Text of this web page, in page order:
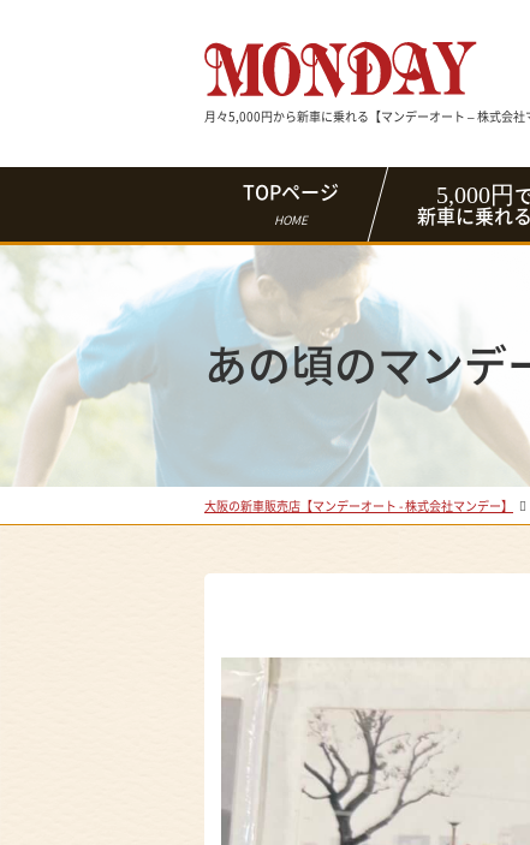
月々5,000円から新車に乗れる【マンデーオート – 株式会社
TOPページ
HOME
5,000円
新車に乗れる
あの頃のマンデ
大阪の新車販売店【マンデーオート - 株式会社マンデー】